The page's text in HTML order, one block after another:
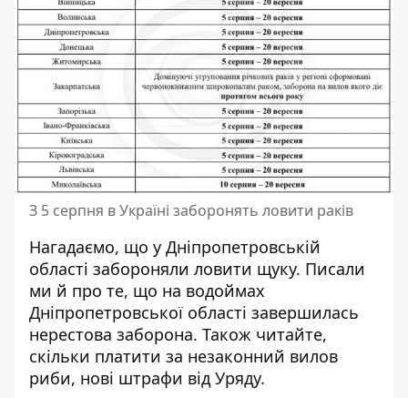
З 5 серпня в Україні заборонять ловити раків
Нагадаємо, що у Дніпропетровській
області забороняли ловити щуку. Писали
ми й про те, що на водоймах
Дніпропетровської області завершилась
нерестова заборона. Також читайте,
скільки платити за незаконний вилов
риби, нові штрафи від Уряду.